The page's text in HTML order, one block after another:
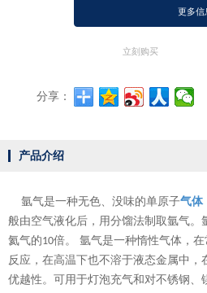
更多信
立刻购买
分享：
产品介绍
氩气是一种无色、没味的单原子气体
般由空气液化后，用分馏法制取氩气。
氦气的10倍。 氩气是一种惰性气体，
反应，在高温下也不溶于液态金属中，
优越性。可用于灯泡充气和对不锈钢、